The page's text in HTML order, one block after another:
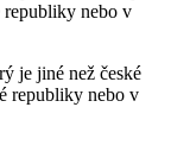
republiky nebo v
je jiné než české
republiky nebo v